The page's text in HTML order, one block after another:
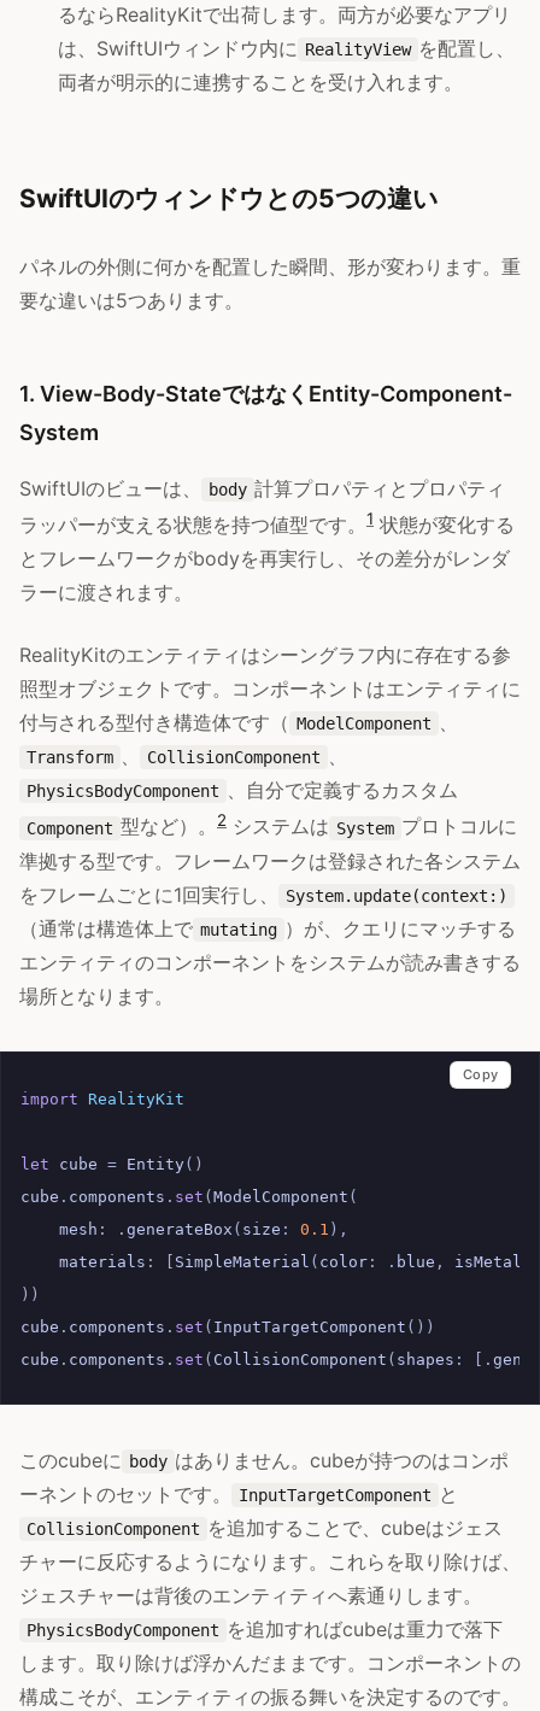
るならRealityKitで出荷します。両方が必要なアプリ
は、SwiftUIウィンドウ内に RealityView を配置し、
両者が明示的に連携することを受け入れます。
SwiftUIのウィンドウとの5つの違い
パネルの外側に何かを配置した瞬間、形が変わります。重
要な違いは5つあります。
1. View-Body-StateではなくEntity-Component-
System
SwiftUIのビューは、 body 計算プロパティとプロパティ
ラッパーが支える状態を持つ値型です。
1 状態が変化する
とフレームワークがbodyを再実行し、その差分がレンダ
ラーに渡されます。
RealityKitのエンティティはシーングラフ内に存在する参
照型オブジェクトです。コンポーネントはエンティティに
付与される型付き構造体です（ ModelComponent 、
Transform 、 CollisionComponent 、
PhysicsBodyComponent 、自分で定義するカスタム
Component 型など）。 2 システムは System プロトコルに
準拠する型です。フレームワークは登録された各システム
をフレームごとに1回実行し、
System.update(context:)
（通常は構造体上で mutating ）が、クエリにマッチする
エンティティのコンポーネントをシステムが読み書きする
場所となります。
import RealityKit
let cube = Entity()
cube . components . set (ModelComponent (
mesh : . generateBox ( size : 0.1 ),
materials : [ SimpleMaterial ( color : . blue ,
))
cube . components . set ( InputTargetComponent ())
cube . components . set ( CollisionComponent ( shapes : [.
Copy
このcubeに body はありません。cubeが持つのはコンポ
ーネントのセットです。
InputTargetComponent と
CollisionComponent を追加することで、cubeはジェス
チャーに反応するようになります。これらを取り除けば、
ジェスチャーは背後のエンティティへ素通りします。
PhysicsBodyComponent を追加すればcubeは重力で落下
します。取り除けば浮かんだままです。コンポーネントの
構成こそが、エンティティの振る舞いを決定するのです。